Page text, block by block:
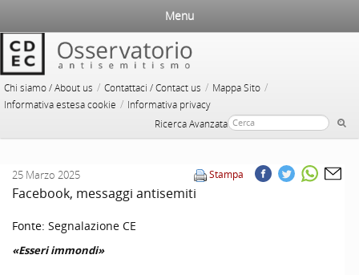
Chi siamo / About us / Contattaci / Contact us / Mappa Sito /
Informativa estesa cookie / Informativa privacy
Ricerca Avanzata
Menu
Stampa
25 Marzo 2025
Facebook, messaggi antisemiti
Fonte: Segnalazione CE
«Esseri immondi»